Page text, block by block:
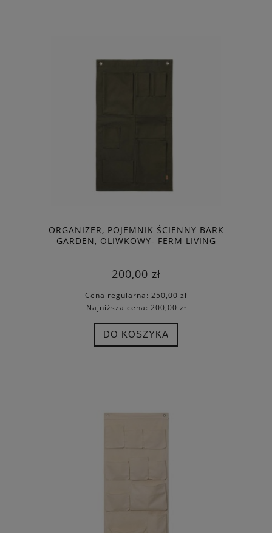
ORGANIZER, POJEMNIK ŚCIENNY BARK
GARDEN, OLIWKOWY- FERM LIVING
200,00 zł
Cena regularna: 250,00 zł
Najniższa cena:200,00 zł
DO KOSZYKA